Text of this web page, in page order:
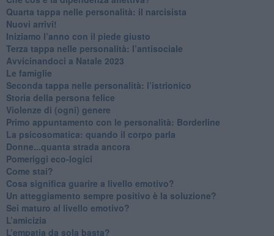
Quarta tappa nelle personalità: il narcisista
​Nuovi arrivi!
​Iniziamo l’anno con il piede giusto
​Terza tappa nelle personalità: l’antisociale
​Avvicinandoci a Natale 2023
Le famiglie
Seconda tappa nelle personalità: l’istrionico
​Storia della persona felice
Violenze di (ogni) genere
​Primo appuntamento con le personalità: Borderline
La psicosomatica: quando il corpo parla
Donne...quanta strada ancora
​Pomeriggi eco-logici
​Come stai?
Cosa significa guarire a livello emotivo?
​Un atteggiamento sempre positivo è la soluzione?
​Sei maturo al livello emotivo?
​L’amicizia
​L’empatia da sola basta?